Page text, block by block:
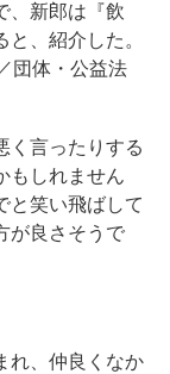
、新郎は『飲
、紹介した。
団体・公益法
く言ったりする
もしれません
と笑い飛ばして
が良さそうで
れ、仲良くなか